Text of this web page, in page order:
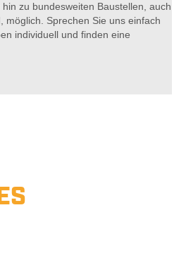
zu bundesweiten Baustellen, auch
möglich. Sprechen Sie uns einfach
individuell und finden eine